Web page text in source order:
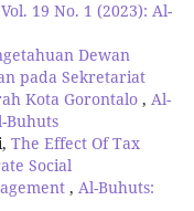
19 No. 1 (2023): Al-
Dewan
pada Sekretariat
Kota Gorontalo , Al-
Buhuts
The Effect Of Tax
Social
, Al-Buhuts: